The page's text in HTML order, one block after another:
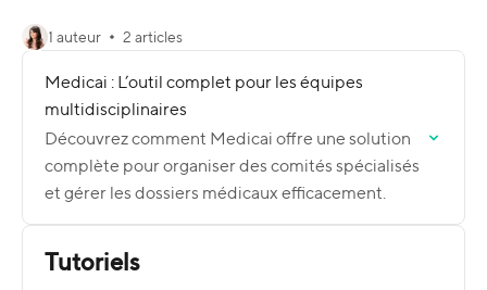
1 auteur 2 articles
Medicai : L’outil complet pour les équipes
multidisciplinaires
Découvrez comment Medicai offre une solution
complète pour organiser des comités spécialisés
et gérer les dossiers médicaux efficacement.
Tutoriels